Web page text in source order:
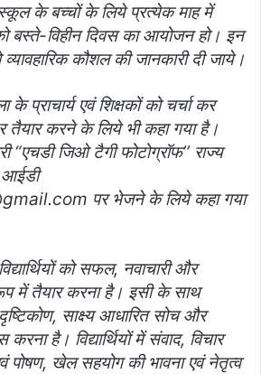
के बच्चों के लिये प्रत्येक माह में
बस्ते-विहीन दिवस का आयोजन हो। इन
व्यावहारिक कौशल की जानकारी दी जाये।
प्राचार्य एवं शिक्षकों को चर्चा कर
तैयार करने के लिये भी कहा गया है।
“एचडी जिओ टैगी फोटोग्रॉफ’’ राज्य
आईडी
पर भेजने के लिये कहा गया
को सफल, नवाचारी और
में तैयार करना है। इसी के साथ
दृष्टिकोण, साक्ष्य आधारित सोच और
है। विद्यार्थियों में संवाद, विचार
पोषण, खेल सहयोग की भावना एवं नेतृत्व